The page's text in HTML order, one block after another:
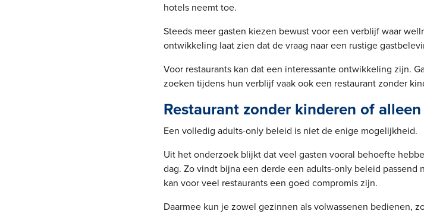
hotels neemt toe.
Steeds meer gasten kiezen bewust voor een verblijf waar
ontwikkeling laat zien dat de vraag naar een rustige
Voor restaurants kan dat een interessante ontwikkeling zijn.
zoeken tijdens hun verblijf vaak ook een restaurant zonder
Restaurant zonder kinderen of
Een volledig adults-only beleid is niet de enige mogelijkheid.
Uit het onderzoek blijkt dat veel gasten vooral behoefte
dag. Zo vindt bijna een derde een adults-only beleid
kan voor veel restaurants een goed compromis zijn.
Daarmee kun je zowel gezinnen als volwassenen bedienen,